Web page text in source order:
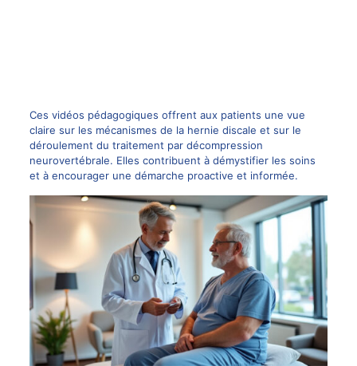
Ces vidéos pédagogiques offrent aux patients une vue
claire sur les mécanismes de la hernie discale et sur le
déroulement du traitement par décompression
neurovertébrale. Elles contribuent à démystifier les soins
et à encourager une démarche proactive et informée.